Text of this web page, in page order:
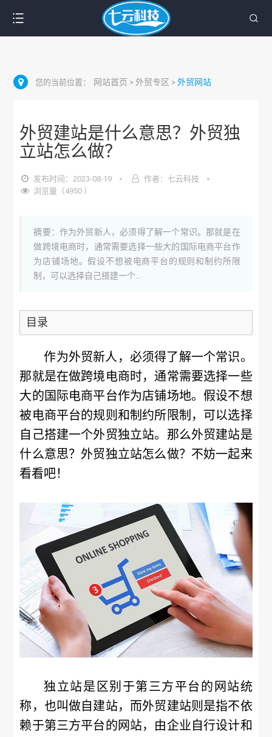
您的当前位置： 网站首页 > 外贸专区 >外贸网站
外贸建站是什么意思？外贸独
立站怎么做？
发布时间：2023-08-19
作者：七云科技
浏览量（4950 ）
摘要：作为外贸新人，必须得了解一个常识。那就是在
做跨境电商时，通常需要选择一些大的国际电商平台作
为店铺场地。假设不想被电商平台的规则和制约所限
制，可以选择自己搭建一个...
目录
作为外贸新人，必须得了解一个常识。
那就是在做跨境电商时，通常需要选择一些
大的国际电商平台作为店铺场地。假设不想
被电商平台的规则和制约所限制，可以选择
自己搭建一个外贸独立站。那么外贸建站是
什么意思？外贸独立站怎么做？不妨一起来
看看吧！
独立站是区别于第三方平台的网站统
称，也叫做自建站，而外贸建站则是指不依
赖于第三方平台的网站，由企业自行设计和